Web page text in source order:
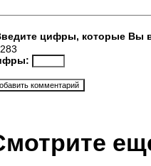
цифры, которые Вы